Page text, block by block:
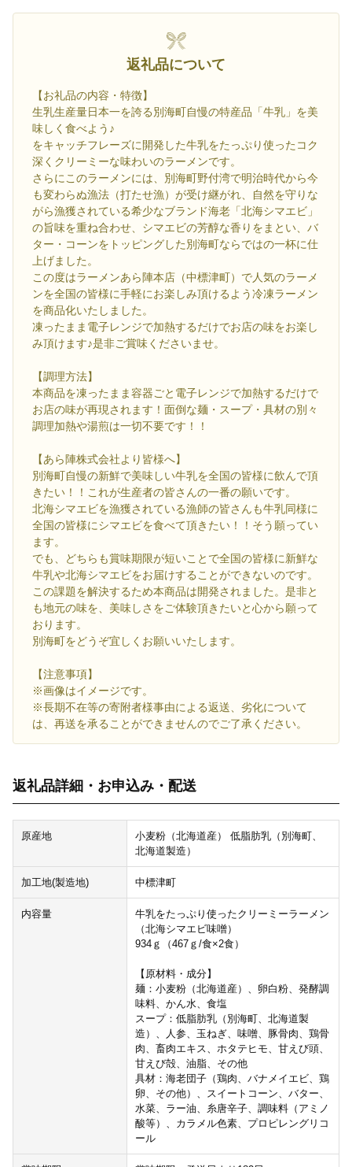
返礼品について
【お礼品の内容・特徴】
生乳生産量日本一を誇る別海町自慢の特産品「牛乳」を美
味しく食べよう♪
をキャッチフレーズに開発した牛乳をたっぷり使ったコク
深くクリーミーな味わいのラーメンです。
さらにこのラーメンには、別海町野付湾で明治時代から今
も変わらぬ漁法（打たせ漁）が受け継がれ、自然を守りな
がら漁獲されている希少なブランド海老「北海シマエビ」
の旨味を重ね合わせ、シマエビの芳醇な香りをまとい、バ
ター・コーンをトッピングした別海町ならではの一杯に仕
上げました。
この度はラーメンあら陣本店（中標津町）で人気のラーメ
ンを全国の皆様に手軽にお楽しみ頂けるよう冷凍ラーメン
を商品化いたしました。
凍ったまま電子レンジで加熱するだけでお店の味をお楽し
み頂けます♪是非ご賞味くださいませ。
【調理方法】
本商品を凍ったまま容器ごと電子レンジで加熱するだけで
お店の味が再現されます！面倒な麺・スープ・具材の別々
調理加熱や湯煎は一切不要です！！
【あら陣株式会社より皆様へ】
別海町自慢の新鮮で美味しい牛乳を全国の皆様に飲んで頂
きたい！！これが生産者の皆さんの一番の願いです。
北海シマエビを漁獲されている漁師の皆さんも牛乳同様に
全国の皆様にシマエビを食べて頂きたい！！そう願ってい
ます。
でも、どちらも賞味期限が短いことで全国の皆様に新鮮な
牛乳や北海シマエビをお届けすることができないのです。
この課題を解決するため本商品は開発されました。是非と
も地元の味を、美味しさをご体験頂きたいと心から願って
おります。
別海町をどうぞ宜しくお願いいたします。
【注意事項】
※画像はイメージです。
※長期不在等の寄附者様事由による返送、劣化について
は、再送を承ることができませんのでご了承ください。
返礼品詳細・お申込み・配送
原産地
小麦粉（北海道産） 低脂肪乳（別海町、
北海道製造）
加工地(製造地) 中標津町
内容量
牛乳をたっぷり使ったクリーミーラーメン
（北海シマエビ味噌）
934ｇ（467ｇ/食×2食）
【原材料・成分】
麺：小麦粉（北海道産）、卵白粉、発酵調
味料、かん水、食塩
スープ：低脂肪乳（別海町、北海道製
造）、人参、玉ねぎ、味噌、豚骨肉、鶏骨
肉、畜肉エキス、ホタテヒモ、甘えび頭、
甘えび殻、油脂、その他
具材：海老団子（鶏肉、バナメイエビ、鶏
卵、その他）、スイートコーン、バター、
水菜、ラー油、糸唐辛子、調味料（アミノ
酸等）、カラメル色素、プロピレングリコ
ール